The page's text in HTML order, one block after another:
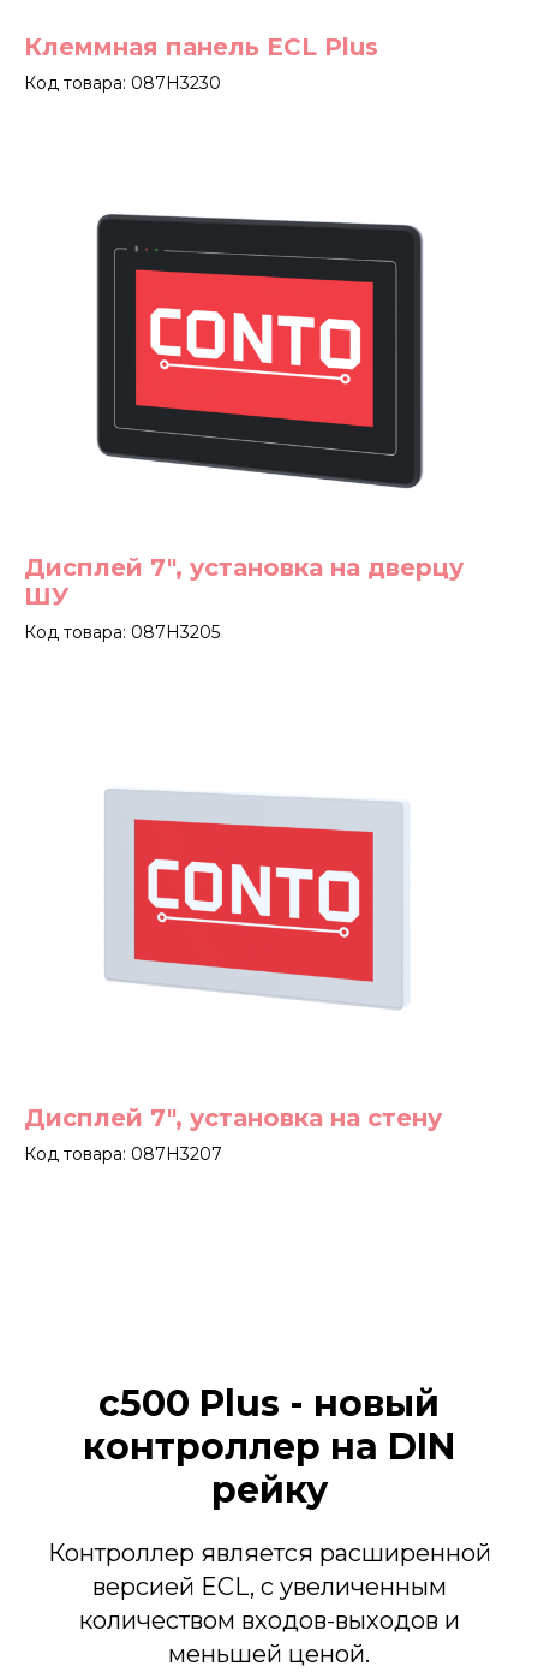
Клеммная панель ECL Plus
Код товара: 087H3230
Дисплей 7", установка на дверцу
ШУ
Код товара: 087H3205
Дисплей 7", установка на стену
Код товара: 087H3207
c500 Plus - новый
контроллер на DIN
рейку
Контроллер является расширенной
версией ECL, с увеличенным
количеством входов-выходов и
меньшей ценой.